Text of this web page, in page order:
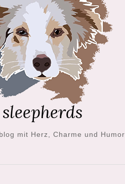
mit Herz, Charme und Humor